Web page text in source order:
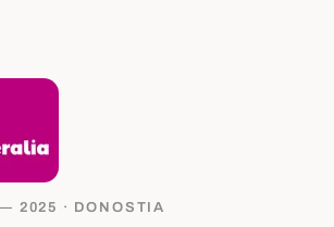
2025 · DONOSTIA